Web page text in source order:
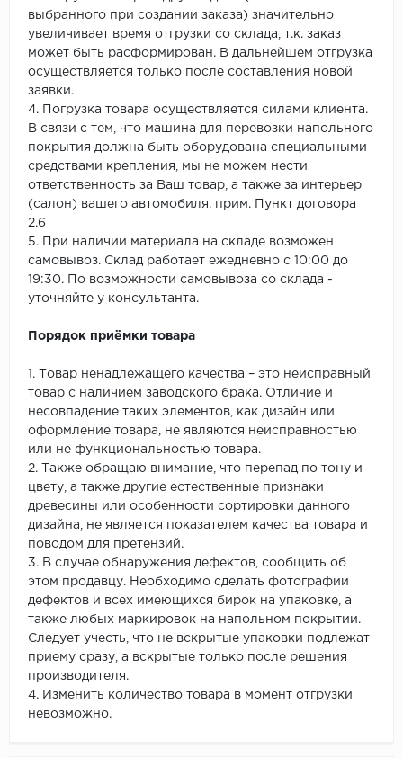
выбранного при создании заказа) значительно
увеличивает время отгрузки со склада, т.к. заказ
может быть расформирован. В дальнейшем отгрузка
осуществляется только после составления новой
заявки.
4. Погрузка товара осуществляется силами клиента.
В связи с тем, что машина для перевозки напольного
покрытия должна быть оборудована специальными
средствами крепления, мы не можем нести
ответственность за Ваш товар, а также за интерьер
(салон) вашего автомобиля. прим. Пункт договора
2.6
5. При наличии материала на складе возможен
самовывоз. Склад работает ежедневно с 10:00 до
19:30. По возможности самовывоза со склада -
уточняйте у консультанта.
Порядок приёмки товара
1. Товар ненадлежащего качества – это неисправный
товар с наличием заводского брака. Отличие и
несовпадение таких элементов, как дизайн или
оформление товара, не являются неисправностью
или не функциональностью товара.
2. Также обращаю внимание, что перепад по тону и
цвету, а также другие естественные признаки
древесины или особенности сортировки данного
дизайна, не является показателем качества товара и
поводом для претензий.
3. В случае обнаружения дефектов, сообщить об
этом продавцу. Необходимо сделать фотографии
дефектов и всех имеющихся бирок на упаковке, а
также любых маркировок на напольном покрытии.
Следует учесть, что не вскрытые упаковки подлежат
приему сразу, а вскрытые только после решения
производителя.
4. Изменить количество товара в момент отгрузки
невозможно.